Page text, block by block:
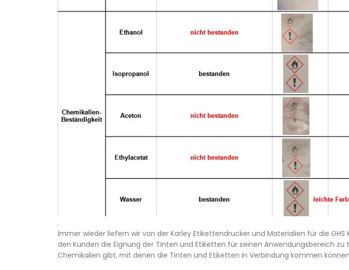
Immer wieder liefern wir von der Karley Etikettendrucker und Materialien für die
den Kunden die Eignung der Tinten und Etiketten für seinen Anwendungsbereich
Chemikalien gibt, mit denen die Tinten und Etiketten in Verbindung kommen